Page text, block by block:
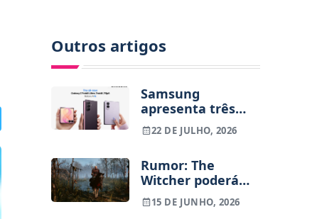
Outros artigos
Samsung
apresenta três
dobráveis de uma
vez: Galaxy Z Fold8
Flip8. Eis os preços
e novidades
22 DE JULHO, 2026
Rumor: The
Witcher poderá
receber RPG
cooperativo para
15 DE JUNHO, 2026